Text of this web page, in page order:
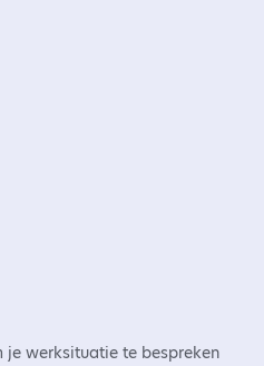
je werksituatie te bespreken